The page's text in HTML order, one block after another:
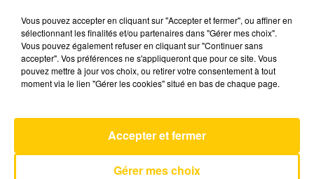
CALOGERO
AVEYRON NORD
Vous pouvez accepter en cliquant sur "Accepter et fermer", ou affiner en
sélectionnant les finalités et/ou partenaires dans "Gérer mes choix".
Vous pouvez également refuser en cliquant sur "Continuer sans
accepter". Vos préférences ne s'appliqueront que pour ce site. Vous
pouvez mettre à jour vos choix, ou retirer votre consentement à tout
moment via le lien "Gérer les cookies" situé en bas de chaque page.
Gérer mes choix
Accepter et fermer